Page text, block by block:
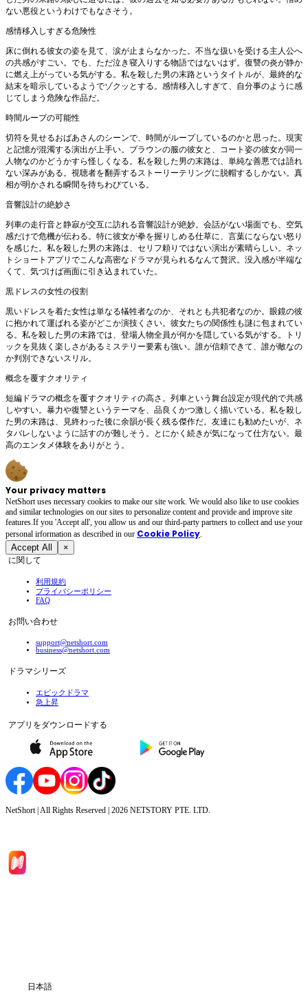
ない悪役というわけでもなさそう。
感情移入しすぎる危険性
床に倒れる彼女の姿を見て、涙が止まらなかった。不当な扱いを受ける主人公へ
の共感がすごい。でも、ただ泣き寝入りする物語ではないはず。復讐の炎が静か
に燃え上がっている気がする。私を殺した男の末路というタイトルが、最終的な
結末を暗示しているようでゾクッとする。感情移入しすぎて、自分事のように感
じてしまう危険な作品だ。
時間ループの可能性
切符を見せるおばあさんのシーンで、時間がループしているのかと思った。現実
と記憶が混濁する演出が上手い。ブラウンの服の彼女と、コート姿の彼女が同一
人物なのかどうかすら怪しくなる。私を殺した男の末路は、単純な善悪では語れ
ない深みがある。視聴者を翻弄するストーリーテリングに脱帽するしかない。真
相が明かされる瞬間を待ちわびている。
音響設計の絶妙さ
列車の走行音と静寂が交互に訪れる音響設計が絶妙。会話がない場面でも、空気
感だけで危機が伝わる。特に彼女が拳を握りしめる仕草に、言葉にならない怒り
を感じた。私を殺した男の末路は、セリフ頼りではない演出が素晴らしい。ネッ
トショートアプリでこんな高密なドラマが見られるなんて贅沢。没入感が半端な
くて、気づけば画面に引き込まれていた。
黒ドレスの女性の役割
黒いドレスを着た女性は単なる犠牲者なのか、それとも共犯者なのか。眼鏡の彼
に抱かれて運ばれる姿がどこか演技くさい。彼女たちの関係性も謎に包まれてい
る。私を殺した男の末路では、登場人物全員が何かを隠している気がする。トリ
ックを見抜く楽しさがあるミステリー要素も強い。誰が信頼できて、誰が敵なの
か判別できないスリル。
概念を覆すクオリティ
短編ドラマの概念を覆すクオリティの高さ。列車という舞台設定が現代的で共感
しやすい。暴力や復讐というテーマを、品良くかつ激しく描いている。私を殺し
た男の末路は、見終わった後に余韻が長く残る傑作だ。友達にも勧めたいが、ネ
タバレしないように話すのが難しそう。とにかく続きが気になって仕方ない。最
高のエンタメ体験をありがとう。
Your privacy matters
NetShort uses necessary cookies to make our site work. We would also like to use cookies
and similar technologies on our sites to personalize content and provide and improve site
features.If you 'Accept all', you allow us and our third-party partners to collect and use your
personal irformation as described in our Cookie Policy.
Accept All ×
に関して
利用規約
プライバシーポリシー
FAQ
お問い合わせ
support@netshort.com
business@netshort.com
ドラマシリーズ
エピックドラマ
急上昇
アプリをダウンロードする
NetShort | All Rights Reserved | 2026 NETSTORY PTE. LTD.
日本語